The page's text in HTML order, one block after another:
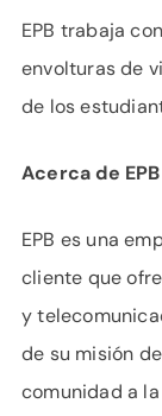
EPB trabaja
envolturas de
de los
Acerca de EPB
EPB es una
cliente que
y
de su misión
comunidad a la